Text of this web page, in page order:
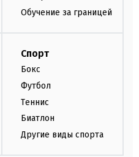
Обучение за границей
Спорт
Бокс
Футбол
Теннис
Биатлон
Другие виды спорта